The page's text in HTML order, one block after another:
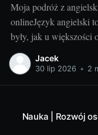
Moja podróż z
onlineJęzyk angielski
były, jak u większości
niechęć do porannego
powrotów w gorszym
Jacek
30 lip 2026 • 2
Nauka | Rozwój